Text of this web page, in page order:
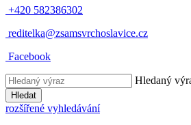
+420 582386302
reditelka@zsamsvrchoslavice.cz
Facebook
Hledaný
Hledat
rozšířené vyhledávání